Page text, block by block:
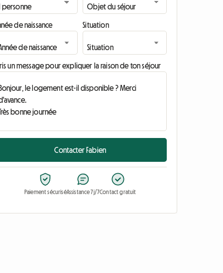
de naissance Situation
un message pour expliquer la raison de ton séjour
Contacter Fabien
Paiement sécuriséAssistance 7j/7Contact gratuit